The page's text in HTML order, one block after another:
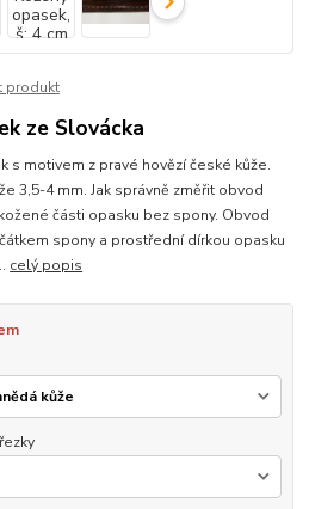
produkt
ze Slovácka
s motivem z pravé hovězí české kůže.
3,5-4 mm. Jak správně změřit obvod
části opasku bez spony. Obvod
spony a prostřední dírkou opasku
celý popis